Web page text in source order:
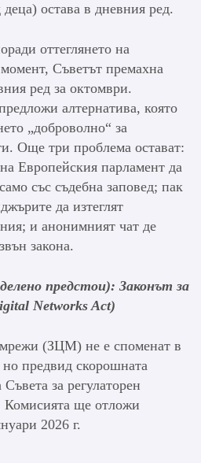
остава в дневния ред.
оттеглянето на
Съветът премахна
ред за октомври.
алтернатива, която
„доброволно“ за
Още три проблема остават:
Европейския парламент да
със съдебна заповед; пак
да изтеглят
и анонимният чат де
закона.
предстои): Законът за
Networks Act)
(ЗЦМ) не е споменат в
но предвид скорошната
за регулаторен
ще отложи
2026 г.